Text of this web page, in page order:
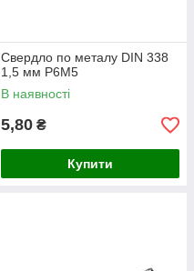
Свердло по металу DIN 338
1,5 мм P6M5
В наявності
5,80 ₴
Купити